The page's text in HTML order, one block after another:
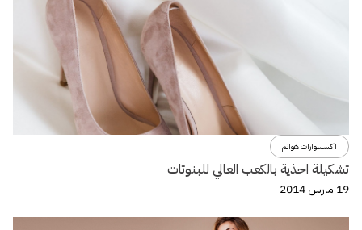
اكسسوارات هوانم
تشكيلة احذية بالكعب العالي للبنوتات
19 مارس 2014